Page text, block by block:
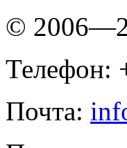
©
Телефон:
Почта: